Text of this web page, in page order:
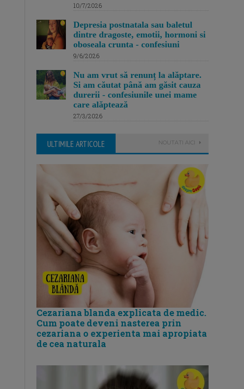
10/7/2026
Depresia postnatala sau baletul
dintre dragoste, emotii, hormoni si
oboseala crunta - confesiuni
9/6/2026
Nu am vrut să renunț la alăptare.
Si am căutat până am găsit cauza
durerii - confesiunile unei mame
care alăptează
27/3/2026
ULTIMILE ARTICOLE NOUTATI AICI
Cezariana blanda explicata de medic.
Cum poate deveni nasterea prin
cezariana o experienta mai apropiata
de cea naturala